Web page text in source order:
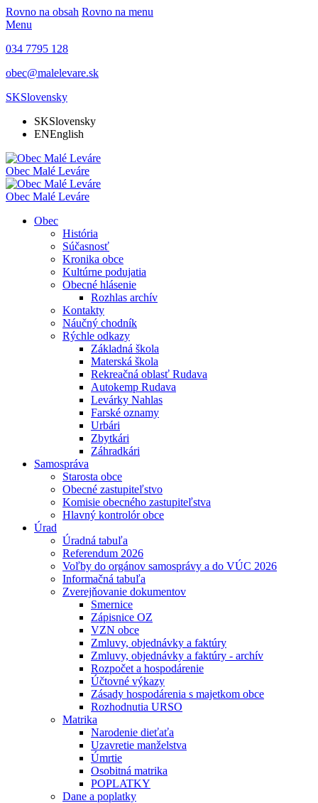
Rovno na obsah Rovno na menu
Menu
034 7795 128
obec@malelevare.sk
SKSlovensky
SKSlovensky
ENEnglish
Obec Malé Leváre
Obec Malé Leváre
Obec
História
Súčasnosť
Kronika obce
Kultúrne podujatia
Obecné hlásenie
Rozhlas archív
Kontakty
Náučný chodník
Rýchle odkazy
Základná škola
Materská škola
Rekreačná oblasť Rudava
Autokemp Rudava
Levárky Nahlas
Farské oznamy
Urbári
Zbytkári
Záhradkári
Samospráva
Starosta obce
Obecné zastupiteľstvo
Komisie obecného zastupiteľstva
Hlavný kontrolór obce
Úrad
Úradná tabuľa
Referendum 2026
Voľby do orgánov samosprávy a do VÚC 2026
Informačná tabuľa
Zverejňovanie dokumentov
Smernice
Zápisnice OZ
VZN obce
Zmluvy, objednávky a faktúry
Zmluvy, objednávky a faktúry - archív
Rozpočet a hospodárenie
Účtovné výkazy
Zásady hospodárenia s majetkom obce
Rozhodnutia URSO
Matrika
Narodenie dieťaťa
Uzavretie manželstva
Úmrtie
Osobitná matrika
POPLATKY
Dane a poplatky